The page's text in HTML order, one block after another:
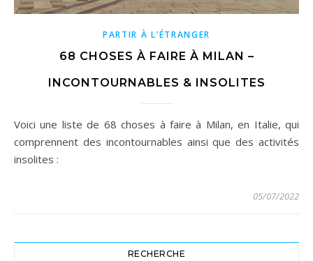
PARTIR À L’ÉTRANGER
68 CHOSES À FAIRE À MILAN –
INCONTOURNABLES & INSOLITES
Voici une liste de 68 choses à faire à Milan, en Italie, qui
comprennent des incontournables ainsi que des activités
insolites :
05/07/2022
RECHERCHE